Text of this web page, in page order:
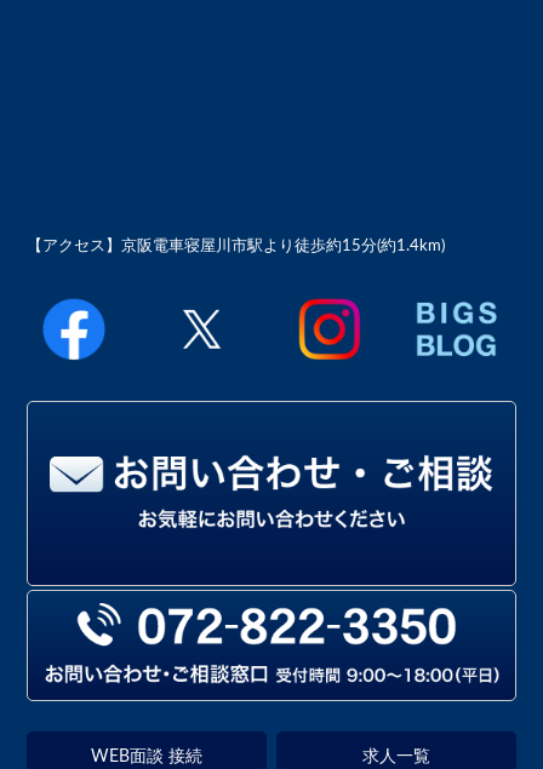
【アクセス】京阪電車寝屋川市駅より徒歩約15分(約1.4km)
WEB面談 接続 求人一覧